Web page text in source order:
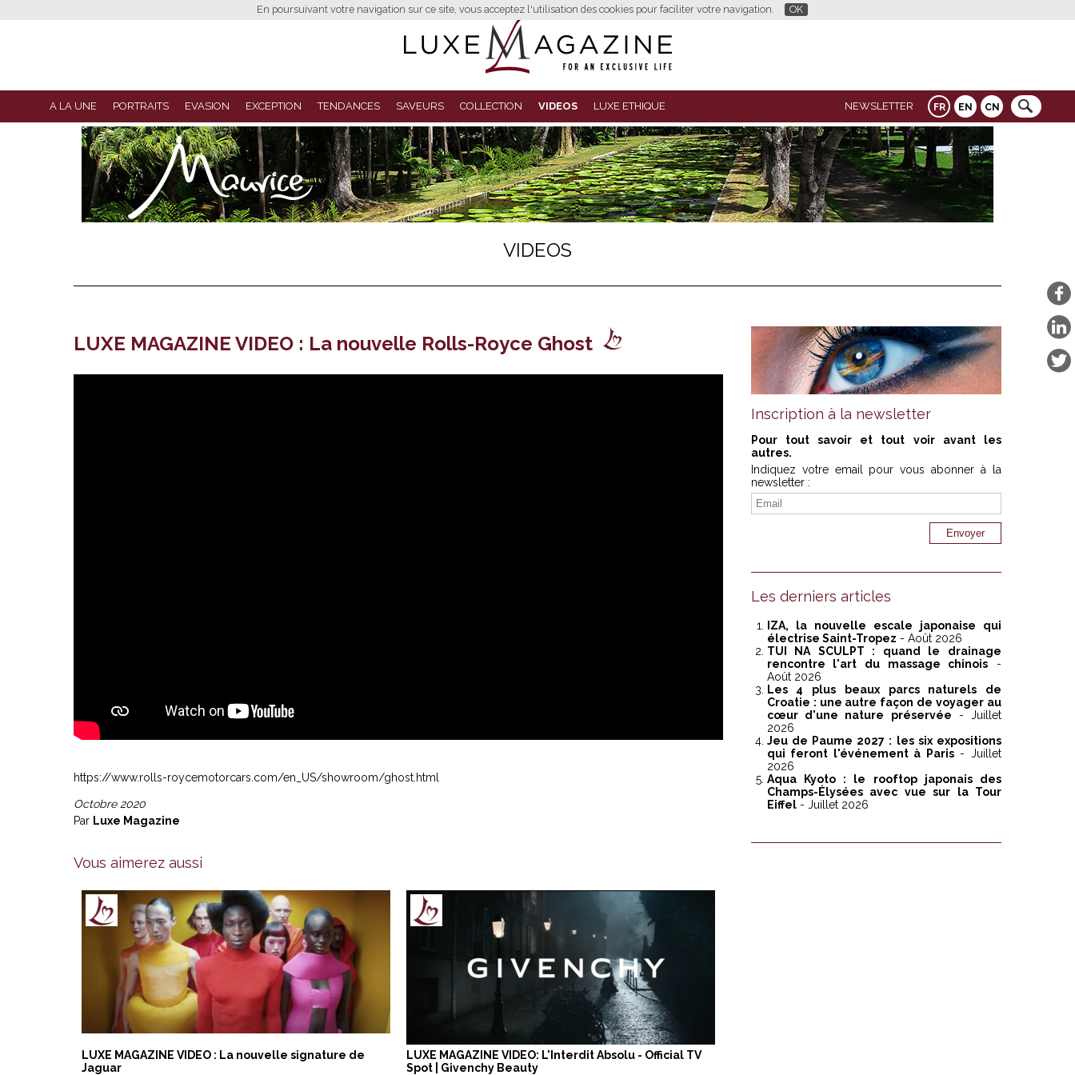
En poursuivant votre navigation sur ce site, vous acceptez l'utilisation des cookies pour faciliter votre navigation. OK
FR EN CN
A LA UNE PORTRAITS EVASION EXCEPTION TENDANCES SAVEURS COLLECTION VIDEOS LUXE ETHIQUE NEWSLETTER
VIDEOS
LUXE MAGAZINE VIDEO : La nouvelle Rolls-Royce Ghost
https://www.rolls-roycemotorcars.com/en_US/showroom/ghost.html
Octobre 2020
Par Luxe Magazine
Vous aimerez aussi
LUXE MAGAZINE VIDEO : La nouvelle signature de
Jaguar
LUXE MAGAZINE VIDEO: L'Interdit Absolu - Official TV
Spot | Givenchy Beauty
Inscription à la newsletter
Pour tout savoir et tout voir avant les
autres.
Indiquez votre email pour vous abonner à la
newsletter :
Les derniers articles
IZA, la nouvelle escale japonaise qui
électrise Saint-Tropez - Août 2026
TUI NA SCULPT : quand le drainage
rencontre l'art du massage chinois -
Août 2026
Les 4 plus beaux parcs naturels de
Croatie : une autre façon de voyager au
cœur d'une nature préservée - Juillet
2026
Jeu de Paume 2027 : les six expositions
qui feront l'événement à Paris- Juillet
2026
Aqua Kyoto : le rooftop japonais des
Champs-Élysées avec vue sur la Tour
Eiffel- Juillet 2026